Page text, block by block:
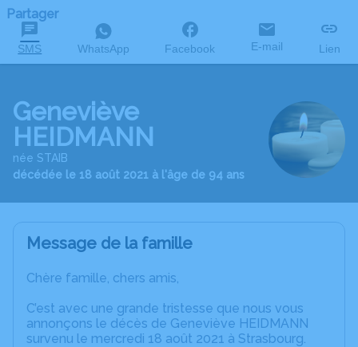
Partager
SMS WhatsApp Facebook E-mail Lien
Geneviève
HEIDMANN
née STAIB
décédée le 18 août 2021 à l'âge de 94 ans
Message de la famille
Chère famille, chers amis,
C’est avec une grande tristesse que nous vous
annonçons le décès de Geneviève HEIDMANN
survenu le mercredi 18 août 2021 à Strasbourg.